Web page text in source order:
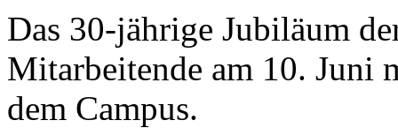
Das 30-jährige Jubiläum
Mitarbeitende am 10. Juni
dem Campus.